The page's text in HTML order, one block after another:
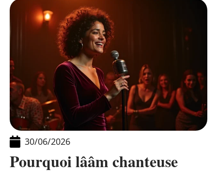
30/06/2026
Pourquoi lââm chanteuse